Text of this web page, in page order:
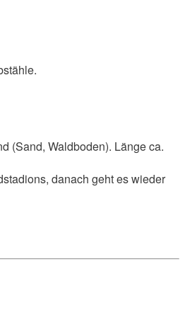
(Sand, Waldboden). Länge ca.
danach geht es wieder